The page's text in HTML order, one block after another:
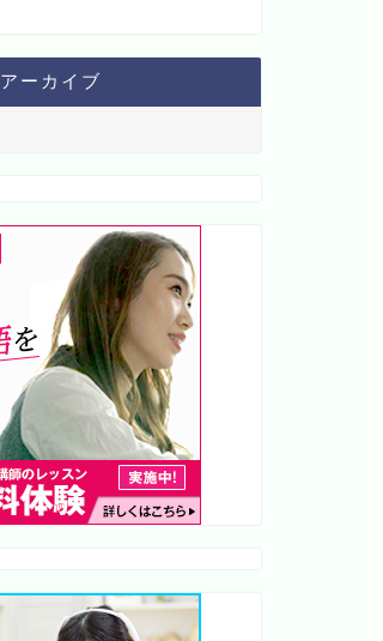
アーカイブ